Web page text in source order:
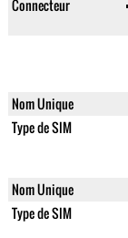
Connecteur
Nom Unique
Type de SIM
Nom Unique
Type de SIM